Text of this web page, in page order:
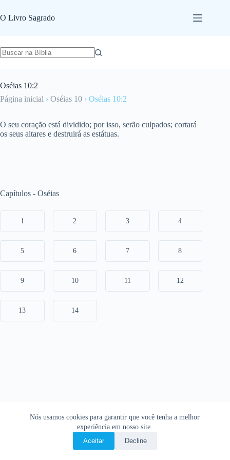
para
o
Nós usamos cookies para garantir que você tenha a melhor
experiência em nosso site.
Aceitar
Decline
O Livro Sagrado
Oséias 10:2
Página inicial › Oséias 10 › Oséias 10:2
O seu coração está dividido; por isso, serão culpados; cortará
os seus altares e destruirá as estátuas.
Capítulos - Oséias
1 2 3 4
5 6 7 8
9 10 11 12
13 14
Copyright © 2026 • O Livro Sagrado • Bíblia Online •